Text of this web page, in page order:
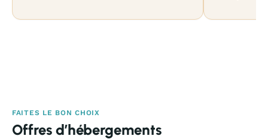
FAITES LE BON CHOIX
Offres d’hébergements